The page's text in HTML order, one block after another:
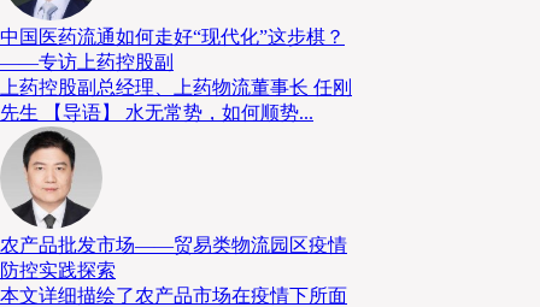
中国医药流通如何走好“现代化”这步棋？
——专访上药控股副
上药控股副总经理、上药物流董事长 任刚
先生 【导语】 水无常势，如何顺势...
农产品批发市场——贸易类物流园区疫情
防控实践探索
本文详细描绘了农产品市场在疫情下所面